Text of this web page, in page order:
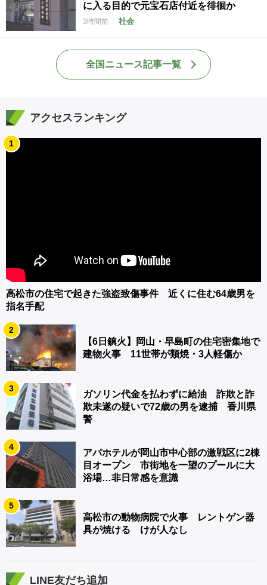
に入る目的で元宝石店付近を徘徊か
3時間前 社会
全国ニュース記事一覧
アクセスランキング
1
高松市の住宅で起きた強盗致傷事件 近くに住む64歳男を
指名手配
2
【6日鎮火】岡山・早島町の住宅密集地で
建物火事 11世帯が類焼・3人軽傷か
3
ガソリン代金を払わずに給油 詐欺と詐
欺未遂の疑いで72歳の男を逮捕 香川県
警
4
アパホテルが岡山市中心部の激戦区に2棟
目オープン 市街地を一望のプールに大
浴場…非日常感を意識
5
高松市の動物病院で火事 レントゲン器
具が焼ける けが人なし
LINE友だち追加